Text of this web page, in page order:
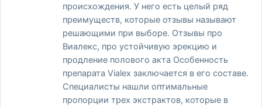
происхождения. У него есть целый ряд
преимуществ, которые отзывы называют
решающими при выборе. Отзывы про
Виалекс, про устойчивую эрекцию и
продление полового акта Особенность
препарата Vialex заключается в его составе.
Специалисты нашли оптимальные
пропорции трех экстрактов, которые в